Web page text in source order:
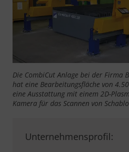
Unternehmensprofil:
Die CombiCut Anlage bei der Firma
hat eine Bearbeitungsfläche von
eine Ausstattung mit einem 2D-
Kamera für das Scannen von